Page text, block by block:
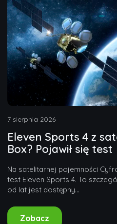
7 sierpnia 2026
Eleven Sports 4 z
Box? Pojawił się test
Na satelitarnej pojemności
test Eleven Sports 4. To
od lat jest dostępny...
Zobacz